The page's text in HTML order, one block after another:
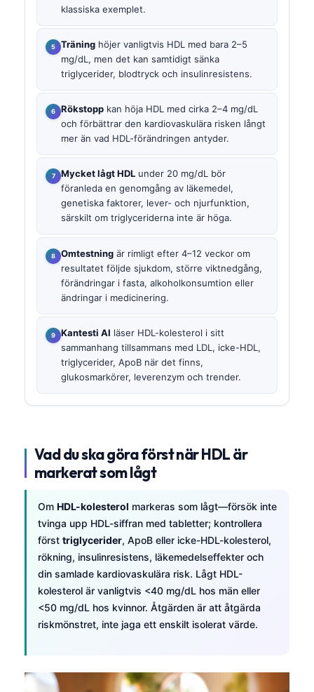
klassiska exemplet.
Träning höjer vanligtvis HDL med bara 2–5
mg/dL, men det kan samtidigt sänka
triglycerider, blodtryck och insulinresistens.
Rökstopp kan höja HDL med cirka 2–4 mg/dL
och förbättrar den kardiovaskulära risken långt
mer än vad HDL-förändringen antyder.
Mycket lågt HDL under 20 mg/dL bör
föranleda en genomgång av läkemedel,
genetiska faktorer, lever- och njurfunktion,
särskilt om triglyceriderna inte är höga.
Omtestning är rimligt efter 4–12 veckor om
resultatet följde sjukdom, större viktnedgång,
förändringar i fasta, alkoholkonsumtion eller
ändringar i medicinering.
Kantesti AI läser HDL-kolesterol i sitt
sammanhang tillsammans med LDL, icke-HDL,
triglycerider, ApoB när det finns,
glukosmarkörer, leverenzym och trender.
Vad du ska göra först när HDL är
markerat som lågt
Om HDL-kolesterol markeras som lågt—försök inte
tvinga upp HDL-siffran med tabletter; kontrollera
först triglycerider, ApoB eller icke-HDL-kolesterol,
rökning, insulinresistens, läkemedelseffekter och
din samlade kardiovaskulära risk. Lågt HDL-
kolesterol är vanligtvis <40 mg/dL hos män eller
<50 mg/dL hos kvinnor. Åtgärden är att åtgärda
riskmönstret, inte jaga ett enskilt isolerat värde.